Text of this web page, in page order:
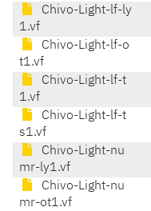
Chivo-Light-lf-ly
1.vf
Chivo-Light-lf-o
t1.vf
Chivo-Light-lf-t
1.vf
Chivo-Light-lf-t
s1.vf
Chivo-Light-nu
mr-ly1.vf
Chivo-Light-nu
mr-ot1.vf